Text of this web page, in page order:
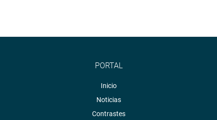
PORTAL
Inicio
Noticias
Contrastes